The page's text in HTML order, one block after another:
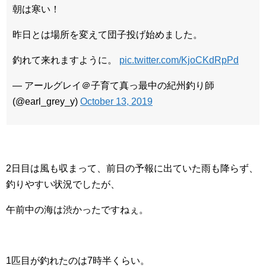
朝は寒い！
昨日とは場所を変えて団子投げ始めました。
釣れて来れますように。 pic.twitter.com/KjoCKdRpPd
— アールグレイ＠子育て真っ最中の紀州釣り師
(@earl_grey_y) October 13, 2019
2日目は風も収まって、前日の予報に出ていた雨も降らず、
釣りやすい状況でしたが、
午前中の海は渋かったですねぇ。
1匹目が釣れたのは7時半くらい。